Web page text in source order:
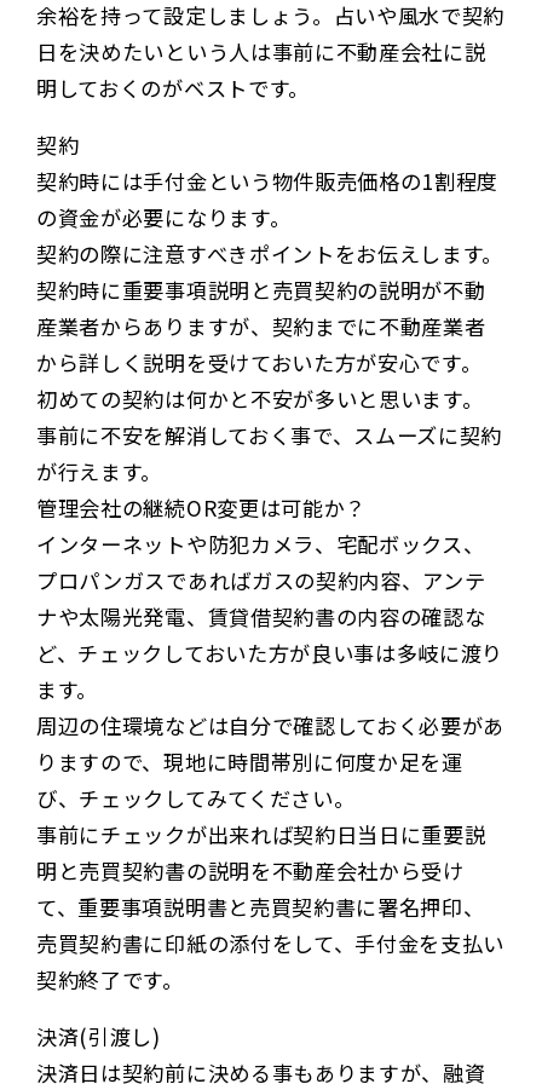
余裕を持って設定しましょう。占いや風水で契約
日を決めたいという人は事前に不動産会社に説
明しておくのがベストです。
契約
契約時には手付金という物件販売価格の1割程度
の資金が必要になります。
契約の際に注意すべきポイントをお伝えします。
契約時に重要事項説明と売買契約の説明が不動
産業者からありますが、契約までに不動産業者
から詳しく説明を受けておいた方が安心です。
初めての契約は何かと不安が多いと思います。
事前に不安を解消しておく事で、スムーズに契約
が行えます。
管理会社の継続OR変更は可能か？
インターネットや防犯カメラ、宅配ボックス、
プロパンガスであればガスの契約内容、アンテ
ナや太陽光発電、賃貸借契約書の内容の確認な
ど、チェックしておいた方が良い事は多岐に渡り
ます。
周辺の住環境などは自分で確認しておく必要があ
りますので、現地に時間帯別に何度か足を運
び、チェックしてみてください。
事前にチェックが出来れば契約日当日に重要説
明と売買契約書の説明を不動産会社から受け
て、重要事項説明書と売買契約書に署名押印、
売買契約書に印紙の添付をして、手付金を支払い
契約終了です。
決済(引渡し)
決済日は契約前に決める事もありますが、融資